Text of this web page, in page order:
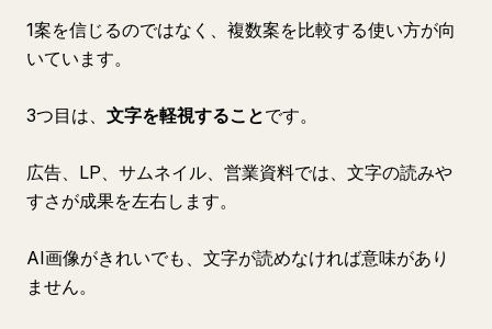
1案を信じるのではなく、複数案を比較する使い方が向
いています。
3つ目は、 文字を軽視することです。
広告、LP、サムネイル、営業資料では、文字の読みや
すさが成果を左右します。
AI画像がきれいでも、文字が読めなければ意味があり
ません。